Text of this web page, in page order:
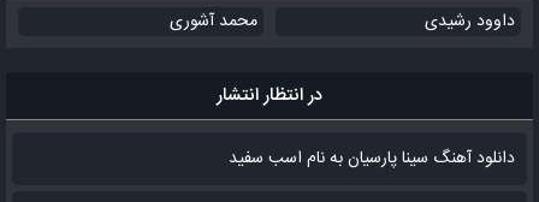
داوود رشیدی محمد آشوری
در انتظار انتشار
دانلود آهنگ سینا پارسیان به نام اسب سفید